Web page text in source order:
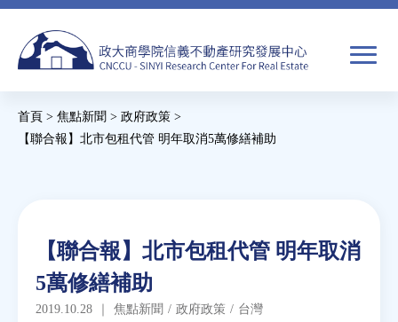
Jump
navigation
搜
搜
尋
焦點新聞
您
首頁 > 焦點新聞 > 政府政策 >
【聯合報】北市包租代管 明年取消5萬修繕補助
Back
top
【聯合報】北市包租代管 明年取消
5萬修繕補助
2019.10.28 ｜ 焦點新聞 / 政府政策 / 台灣